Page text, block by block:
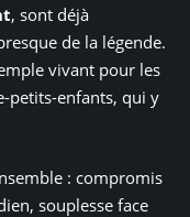
, sont déjà
de la légende.
vivant pour les
petits-enfants, qui y
: compromis
souplesse face